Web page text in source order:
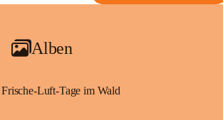
Alben
Frische-Luft-Tage im Wald